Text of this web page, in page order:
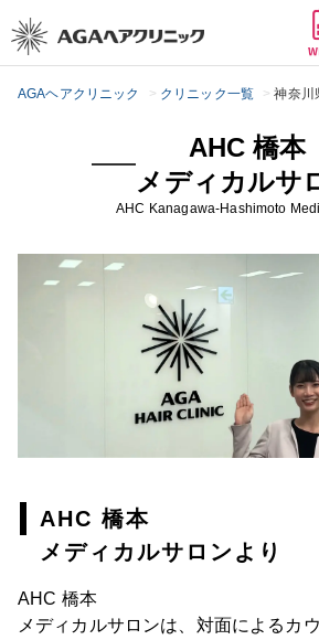
AGAヘアクリニック クリニック一覧 神奈川
AHC 橋本
メディカルサ
AHC Kanagawa-Hashimoto
AHC 橋本
メディカルサロンより
AHC 橋本
メディカルサロンは、対面によるカ